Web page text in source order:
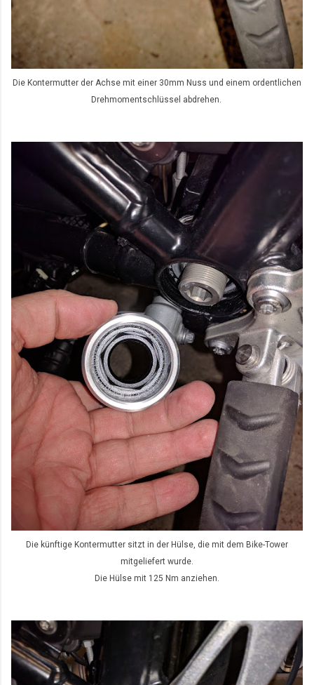
Die Kontermutter der Achse mit einer 30mm Nuss und einem ordentlichen
Drehmomentschlüssel abdrehen.
Die künftige Kontermutter sitzt in der Hülse, die mit dem Bike-Tower
mitgeliefert wurde.
Die Hülse mit 125 Nm anziehen.